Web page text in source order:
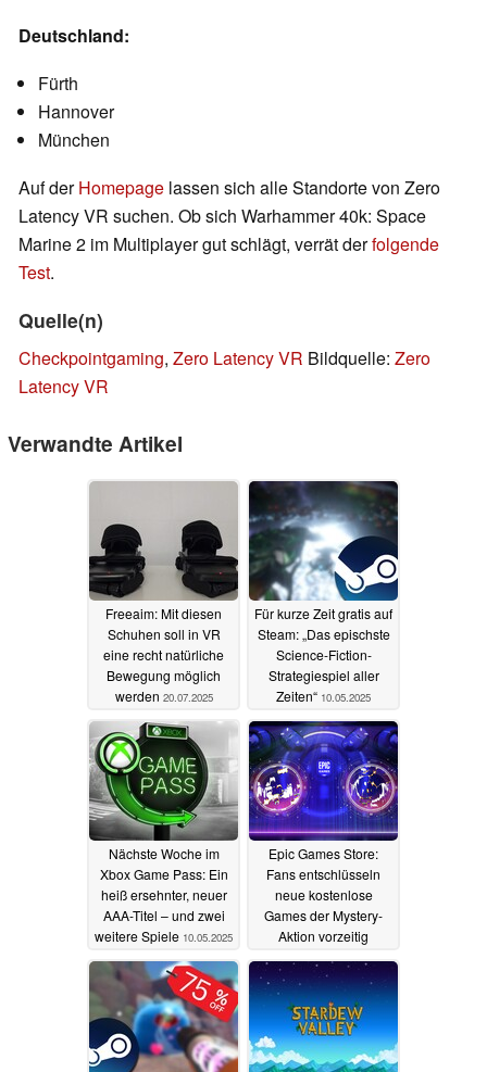
Deutschland:
Fürth
Hannover
München
Auf derHomepage lassen sich alle Standorte von Zero
Latency VR suchen. Ob sich Warhammer 40k: Space
Marine 2 im Multiplayer gut schlägt, verrät derfolgende
Test.
Quelle(n)
Checkpointgaming, Zero Latency VR Bildquelle: Zero
Latency VR
Verwandte Artikel
Freeaim: Mit diesen
Schuhen soll in VR
eine recht natürliche
Bewegung möglich
werden 20.07.2025
Für kurze Zeit gratis auf
Steam: „Das epischste
Science-Fiction-
Strategiespiel aller
Zeiten“ 10.05.2025
Nächste Woche im
Xbox Game Pass: Ein
heiß ersehnter, neuer
AAA-Titel – und zwei
weitere Spiele 10.05.2025
Epic Games Store:
Fans entschlüsseln
neue kostenlose
Games der Mystery-
Aktion vorzeitig
10.05.2025